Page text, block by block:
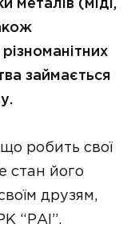
металів (міді,
займається
робить свої
стан його
друзям,
“РАІ”.